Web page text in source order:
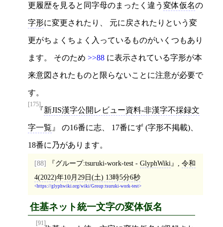
更履歴を見ると同字母のまったく違う 変体仮名の
字形に変更されたり、 元に戻されたりという変
更がちょくちょく入っているものがいくつもあり
ます。 そのため >>88 に表示されている字形が本
来意図されたものと限らないことに注意が必要で
す。
[175]
新JIS漢字公開レビュー資料-非漢字不採録文
字一覧 の16番に志、 17番にず (字形不掲載)、
18番に乃があります。
[88] グループ:tsuruki-work-test - GlyphWiki
令和
4(2022)年10月29日(土) 13時5分6秒
https://glyphwiki.org/wiki/Group:tsuruki-work-test
住基ネット統一文字の変体仮名
[91]